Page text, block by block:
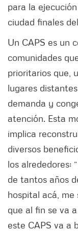
para la
ciudad finales
Un CAPS es un
comunidades
prioritarios que,
lugares
demanda y
atención. Esta
implica
diversos
los alrededores:
de tantos años
hospital acá,
que al fin se va
este CAPS va a